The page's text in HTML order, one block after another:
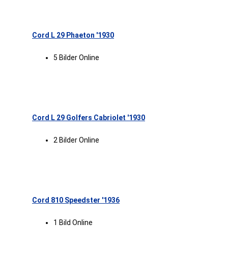
Cord L 29 Phaeton '1930
5 Bilder Online
Cord L 29 Golfers Cabriolet '1930
2 Bilder Online
Cord 810 Speedster '1936
1 Bild Online